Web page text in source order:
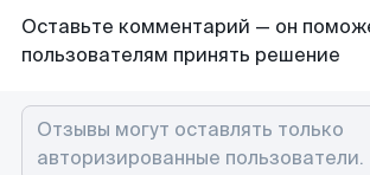
Оставьте комментарий — он
пользователям принять решение